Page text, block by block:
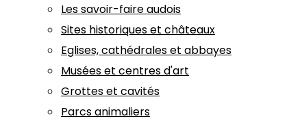
Les savoir-faire audois
Sites historiques et châteaux
Eglises, cathédrales et abbayes
Musées et centres d'art
Grottes et cavités
Parcs animaliers